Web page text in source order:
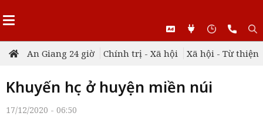
An Giang 24 giờ Chính trị - Xã hội Xã hội - Từ thiện
Khuyến học ở huyện miền núi
17/12/2020 - 06:50